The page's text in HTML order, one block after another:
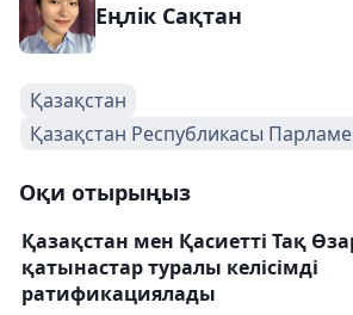
Еңлік Сақтан
Қазақстан
Қазақстан Республикасы
Оқи отырыңыз
Қазақстан мен Қасиетті Тақ
қатынастар туралы келісімді
ратификациялады